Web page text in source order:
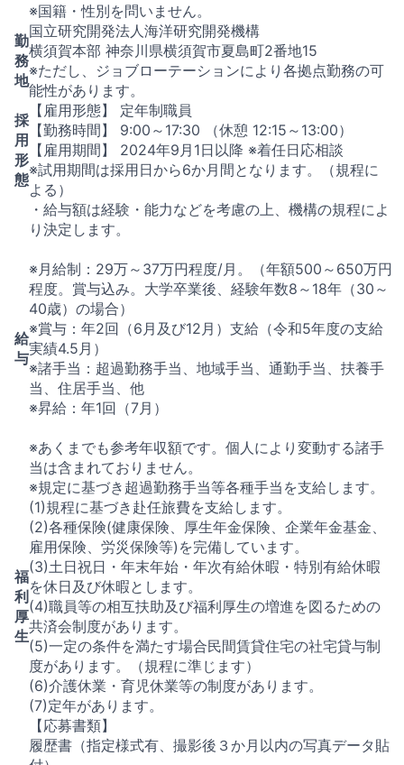
※国籍・性別を問いません。
勤
務
地
国立研究開発法人海洋研究開発機構
横須賀本部 神奈川県横須賀市夏島町2番地15
※ただし、ジョブローテーションにより各拠点勤務の可
能性があります。
採
用
形
態
【雇用形態】 定年制職員
【勤務時間】 9:00～17:30 （休憩 12:15～13:00）
【雇用期間】 2024年9月1日以降 ※着任日応相談
※試用期間は採用日から6か月間となります。（規程に
よる）
給
与
・給与額は経験・能力などを考慮の上、機構の規程によ
り決定します。
※月給制：29万～37万円程度/月。（年額500～650万円
程度。賞与込み。大学卒業後、経験年数8～18年（30～
40歳）の場合）
※賞与：年2回（6月及び12月）支給（令和5年度の支給
実績4.5月）
※諸手当：超過勤務手当、地域手当、通勤手当、扶養手
当、住居手当、他
※昇給：年1回（7月）
※あくまでも参考年収額です。個人により変動する諸手
当は含まれておりません。
※規定に基づき超過勤務手当等各種手当を支給します。
福
利
厚
生
(1)規程に基づき赴任旅費を支給します。
(2)各種保険(健康保険、厚生年金保険、企業年金基金、
雇用保険、労災保険等)を完備しています。
(3)土日祝日・年末年始・年次有給休暇・特別有給休暇
を休日及び休暇とします。
(4)職員等の相互扶助及び福利厚生の増進を図るための
共済会制度があります。
(5)一定の条件を満たす場合民間賃貸住宅の社宅貸与制
度があります。（規程に準じます）
(6)介護休業・育児休業等の制度があります。
(7)定年があります。
【応募書類】
履歴書（指定様式有、撮影後３か月以内の写真データ貼